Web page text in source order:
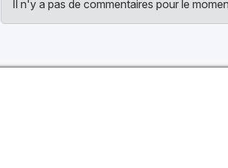
Il n'y a pas de commentaires pour le